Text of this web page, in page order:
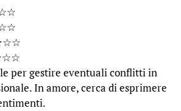
per gestire eventuali conflitti in
In amore, cerca di esprimere